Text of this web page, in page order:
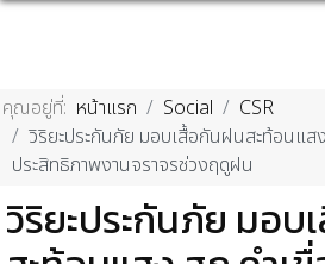
คุณอยู่ที่: หน้าแรก Social
CSR
วิริยะประกันภัย มอบเสื้อกันฝนสะท้อนแส
ประสิทธิภาพงานจราจรช่วงฤดูฝน
วิริยะประกันภัย มอบ